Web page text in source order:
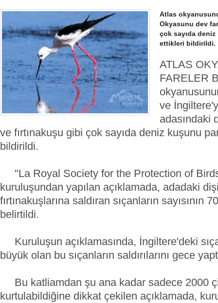
Atlas
Okyasunu dev
çok sayıda
ettikleri bildirildi.
ATLAS
FARELER
ve
adasındaki
ve fırtınakuşu gibi çok sayıda deniz kuşunu
bildirildi.
''La Royal Society for the Protection of
kuruluşundan yapılan açıklamada, adadaki
fırtınakuşlarına saldıran sıçanların sayısının
belirtildi.
Kuruluşun açıklamasında, İngiltere'deki
büyük olan bu sıçanların saldırılarını gece
Bu katliamdan şu ana kadar sadece 2000
kurtulabildiğine dikkat çekilen açıklamada,